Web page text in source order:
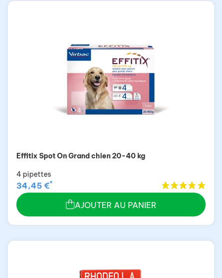
Effitix Spot On Grand chien 20-40 kg
4 pipettes
34,45 €*
AJOUTER AU PANIER